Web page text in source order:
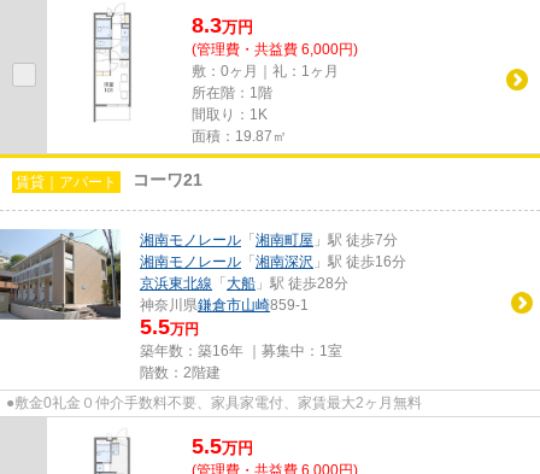
8.3万円
(管理費・共益費 6,000円)
敷：0ヶ月｜礼：1ヶ月
所在階：1階
間取り：1K
面積：19.87㎡
賃貸｜アパート コーワ21
湘南モノレール 「 湘南町屋 」駅 徒歩7分
湘南モノレール 「 湘南深沢 」駅 徒歩16分
京浜東北線 「 大船 」駅 徒歩28分
神奈川県鎌倉市山崎859-1
5.5万円
築年数：築16年 ｜募集中： 1室
階数：2階建
●敷金0礼金０仲介手数料不要、家具家電付、家賃最大2ヶ月無料
5.5万円
(管理費・共益費 6,000円)